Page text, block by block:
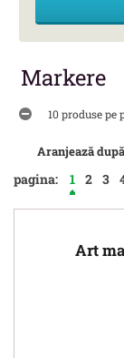
Markere
10 produse pe
Aranjează
pagina:
1 2 3
Art